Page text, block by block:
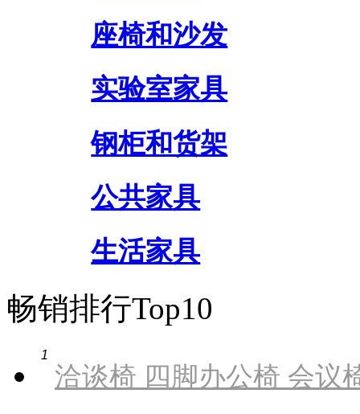
座椅和沙发
实验室家具
钢柜和货架
公共家具
生活家具
畅销排行Top10
1
洽谈椅 四脚办公椅 会议